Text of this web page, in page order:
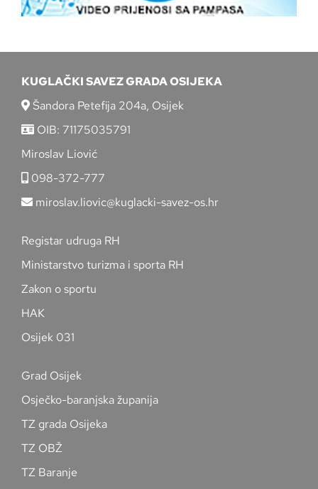
KUGLAČKI SAVEZ GRADA OSIJEKA
Šandora Petefija 204a, Osijek
OIB: 71175035791
Miroslav Liović
098-372-777
miroslav.liovic@kuglacki-savez-os.hr
Registar udruga RH
Ministarstvo turizma i sporta RH
Zakon o sportu
HAK
Osijek 031
Grad Osijek
Osječko-baranjska županija
TZ grada Osijeka
TZ OBŽ
TZ Baranje